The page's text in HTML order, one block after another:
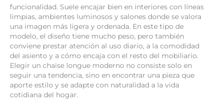
funcionalidad. Suele encajar bien en interiores con líneas
limpias, ambientes luminosos y salones donde se valora
una imagen más ligera y ordenada. En este tipo de
modelo, el diseño tiene mucho peso, pero también
conviene prestar atención al uso diario, a la comodidad
del asiento y a cómo encaja con el resto del mobiliario.
Elegir un chaise longue moderno no consiste solo en
seguir una tendencia, sino en encontrar una pieza que
aporte estilo y se adapte con naturalidad a la vida
cotidiana del hogar.